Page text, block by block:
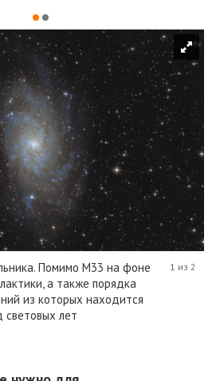
Помимо М33 на фоне
а также порядка
из которых находится
световых лет
1 из 2